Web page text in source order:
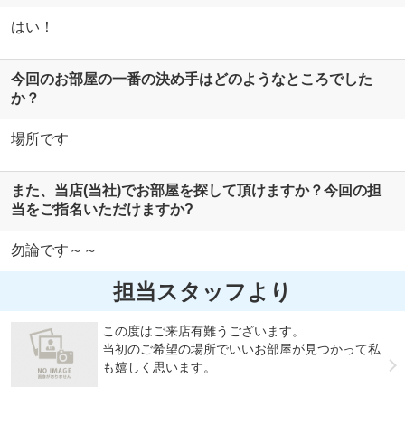
はい！
今回のお部屋の一番の決め手はどのようなところでした
か？
場所です
また、当店(当社)でお部屋を探して頂けますか？今回の担
当をご指名いただけますか?
勿論です～～
担当スタッフより
この度はご来店有難うございます。
当初のご希望の場所でいいお部屋が見つかって私
も嬉しく思います。